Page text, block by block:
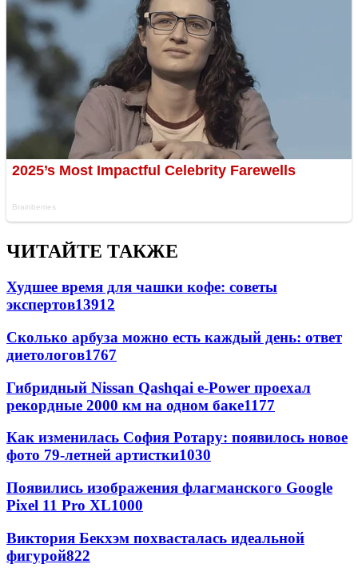
ЧИТАЙТЕ ТАКЖЕ
Худшее время для чашки кофе: советы
экспертов13912
Сколько арбуза можно есть каждый день: ответ
диетологов1767
Гибридный Nissan Qashqai e-Power проехал
рекордные 2000 км на одном баке1177
Как изменилась София Ротару: появилось новое
фото 79-летней артистки1030
Появились изображения флагманского Google
Pixel 11 Pro XL1000
Виктория Бекхэм похвасталась идеальной
фигурой822